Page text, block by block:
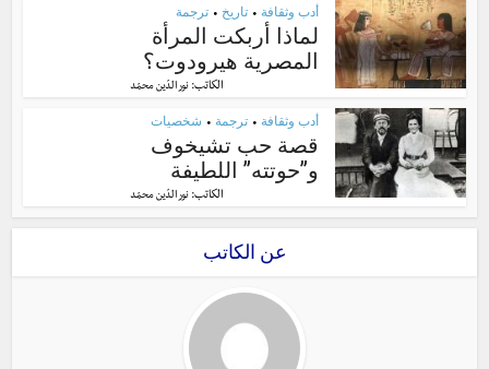
أدب وثقافة • تاريخ • ترجمة
لماذا أربكت المرأة
المصرية هيرودوت؟
الكاتب:نور الدّين محمّد
أدب وثقافة • ترجمة • شخصيات
قصة حب تشيخوف
و”حوتته” اللطيفة
الكاتب:نور الدّين محمّد
عن الكاتب